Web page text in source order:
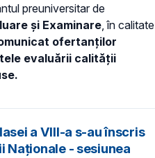
preuniversitar de
și Examinare , în calitate
ofertanților
evaluării calității
a VIII-a s-au înscris
Naţionale - sesiunea